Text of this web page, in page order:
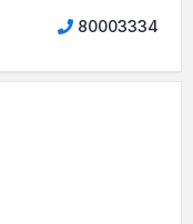
80003334